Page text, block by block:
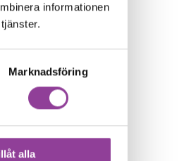
informationen
Marknadsföring
alla